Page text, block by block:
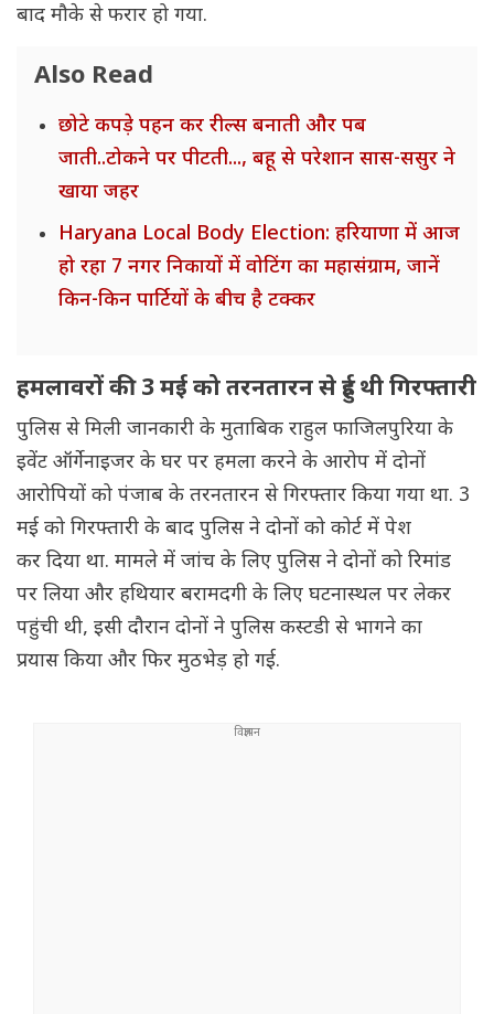
बाद मौके से फरार हो गया.
Also Read
छोटे कपड़े पहन कर रील्स बनाती और पब
जाती..टोकने पर पीटती..., बहू से परेशान सास-ससुर ने
खाया जहर
Haryana Local Body Election: हरियाणा में आज
हो रहा 7 नगर निकायों में वोटिंग का महासंग्राम, जानें
किन-किन पार्टियों के बीच है टक्कर
हमलावरों की 3 मई को तरनतारन से हुई थी गिरफ्तारी
पुलिस से मिली जानकारी के मुताबिक राहुल फाजिलपुरिया के
इवेंट ऑर्गेनाइजर के घर पर हमला करने के आरोप में दोनों
आरोपियों को पंजाब के तरनतारन से गिरफ्तार किया गया था. 3
मई को गिरफ्तारी के बाद पुलिस ने दोनों को कोर्ट में पेश
कर दिया था. मामले में जांच के ल‌िए पुलिस ने दोनों को रिमांड
पर लिया और हथियार बरामदगी के लिए घटनास्थल पर लेकर
पहुंची थी, इसी दौरान दोनों ने पुलिस कस्टडी से भागने का
प्रयास किया और फिर मुठभेड़ हो गई.